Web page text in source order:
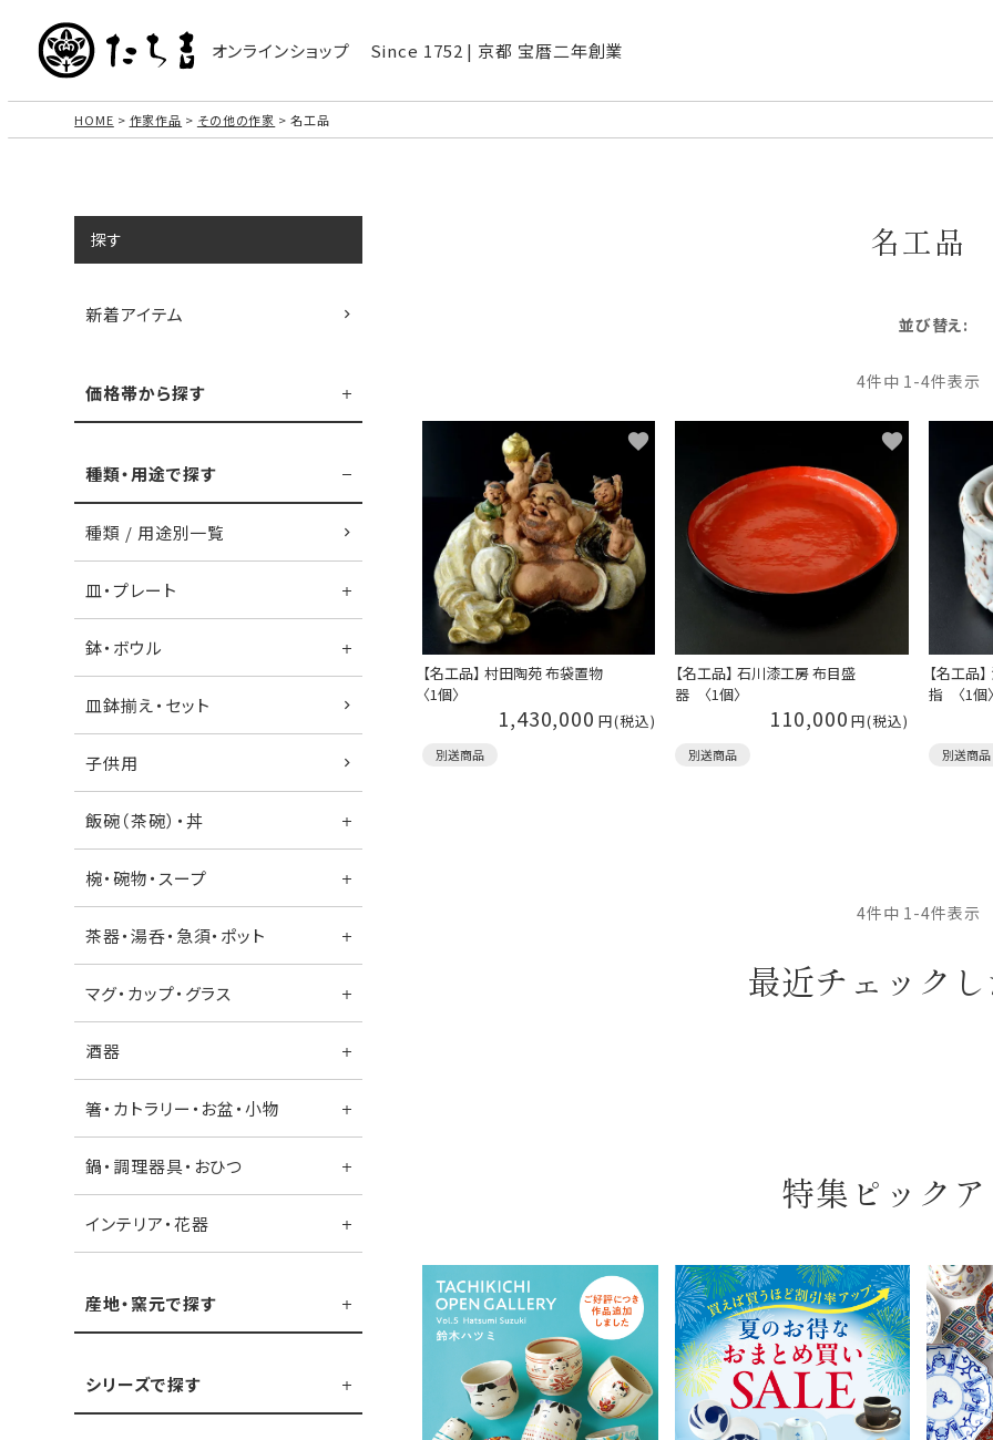
オンラインショップ Since 1752 | 京都 宝暦二年創業
HOME 作家作品 その他の作家 名工品
探す
新着アイテム
価格帯から探す
種類・用途で探す
種類 / 用途別一覧
皿・プレート
鉢・ボウル
皿鉢揃え・セット
子供用
飯碗（茶碗）・丼
椀・碗物・スープ
茶器・湯呑・急須・ポット
マグ・カップ・グラス
酒器
箸・カトラリー・お盆・小物
鍋・調理器具・おひつ
インテリア・花器
産地・窯元で探す
シリーズで探す
名工品
並び替え
4件中 1-4件表示
【名工品】 村田陶苑 布袋置物
〈1個〉
1,430,000
別送商品
【名工品】 石川漆工房 布目盛
器 〈1個〉
110,000
別送商品
【名工品
指 〈1個
別送商品
4件中 1 -4件表示
最近チェック
特集ピック